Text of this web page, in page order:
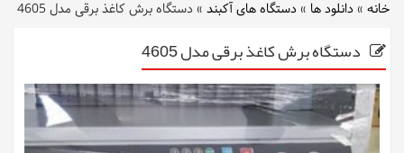
خانه »دانلود ها »دستگاه های آکبند » دستگاه برش کاغذ برقی مدل 4605
دستگاه برش کاغذ برقی مدل 4605